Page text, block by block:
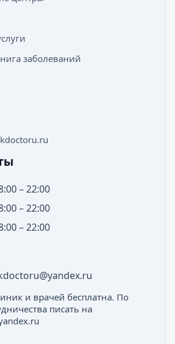
заболеваний
– 22:00
– 22:00
– 22:00
и врачей бесплатна. По
писать на